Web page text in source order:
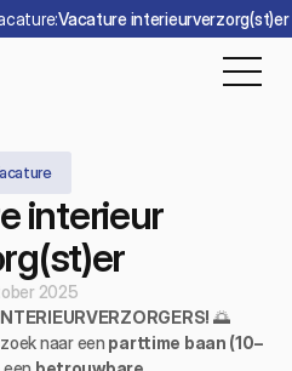
interieur
2025
🌅
naar een parttime baan (10–
Vacature interieurverzorg(st)er